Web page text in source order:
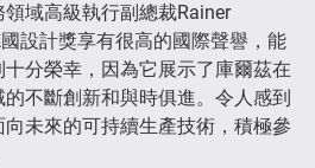
域高級執行副總裁Rainer
設計獎享有很高的國際聲譽，能
分榮幸，因為它展示了庫爾茲在
不斷創新和與時俱進。令人感到
未來的可持續生產技術，積極參